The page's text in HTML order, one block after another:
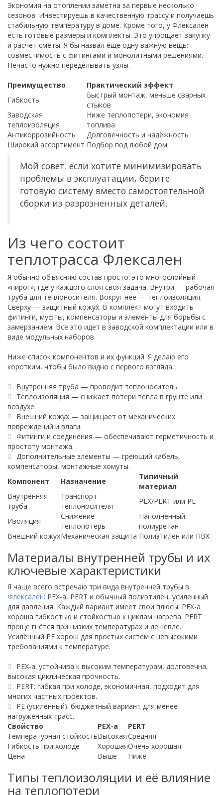
Экономия на отоплении заметна за первые несколько
сезонов. Инвестируешь в качественную трассу и получаешь
стабильную температуру в доме. Кроме того, у Флексален
есть готовые размеры и комплекты. Это упрощает закупку
и расчёт сметы. Я бы назвал ещё одну важную вещь:
совместимость с фитингами и монолитными решениями.
Нечасто нужно переделывать узлы.
Преимущество
Практический эффект
Гибкость
Быстрый монтаж, меньше сварных
стыков
Заводская
теплоизоляция
Ниже теплопотери, экономия
топлива
Антикоррозийность
Долговечность и надёжность
Широкий ассортимент Подбор под любой дом
Мой совет: если хотите минимизировать
проблемы в эксплуатации, берите
готовую систему вместо самостоятельной
сборки из разрозненных деталей.
Из чего состоит
теплотрасса Флексален
Я обычно объясняю состав просто: это многослойный
«пирог», где у каждого слоя своя задача. Внутри — рабочая
труба для теплоносителя. Вокруг неё — теплоизоляция.
Сверху — защитный кожух. В комплект могут входить
фитинги, муфты, компенсаторы и элементы для борьбы с
замерзанием. Всё это идёт в заводской комплектации или в
виде модульных наборов.
Ниже список компонентов и их функций. Я делаю его
коротким, чтобы было видно с первого взгляда.
Внутренняя труба — проводит теплоноситель.
Теплоизоляция — снижает потери тепла в грунте или
воздухе.
Внешний кожух — защищает от механических
повреждений и влаги.
Фитинги и соединения — обеспечивают герметичность и
простоту монтажа.
Дополнительные элементы — греющий кабель,
компенсаторы, монтажные хомуты.
Компонент
Назначение
Типичный
материал
Внутренняя
труба
Транспорт
теплоносителя
PEX/PERT или PE
Изоляция
Снижение
теплопотерь
Наполненный
полиуретан
Внешний кожухМеханическая защита Полиэтилен или ПВХ
Материалы внутренней трубы и их
ключевые характеристики
Я чаще всего встречаю три вида внутренней трубы в
Флексален: PEX-a, PERT и обычный полиэтилен, усиленный
для давления. Каждый вариант имеет свои плюсы. PEX-a
хороша гибкостью и стойкостью к циклам нагрева. PERT
проще гнётся при низких температурах и дешевле.
Усилённый PE хорош для простых систем с невысокими
требованиями к температуре.
PEX-a: устойчива к высоким температурам, долговечна,
высокая циклическая прочность.
PERT: гибкая при холоде, экономичная, подходит для
многих частных проектов.
PE (усилённый): бюджетный вариант для менее
нагруженных трасс.
Свойство
PEX-a
PERT
Температурная стойкостьВысокаяСредняя
Гибкость при холоде
ХорошаяОчень хорошая
Цена
Выше Ниже
Типы теплоизоляции и её влияние
на теплопотери